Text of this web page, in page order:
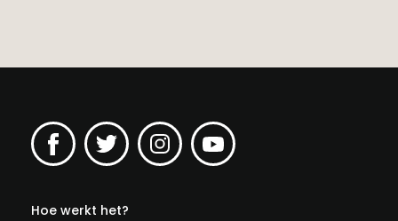
Hoe werkt het?